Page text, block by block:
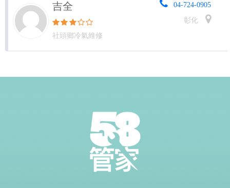
吉全
社頭鄉冷氣維修
04-724-0905
彰化